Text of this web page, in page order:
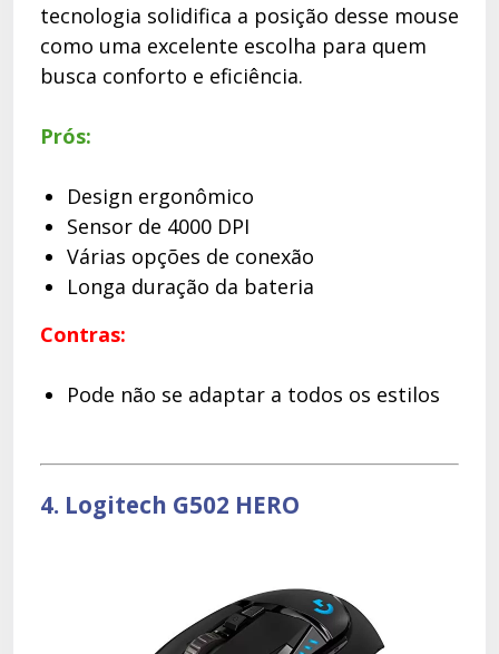
tecnologia solidifica a posição desse mouse
como uma excelente escolha para quem
busca conforto e eficiência.
Prós:
Design ergonômico
Sensor de 4000 DPI
Várias opções de conexão
Longa duração da bateria
Contras:
Pode não se adaptar a todos os estilos
4. Logitech G502 HERO